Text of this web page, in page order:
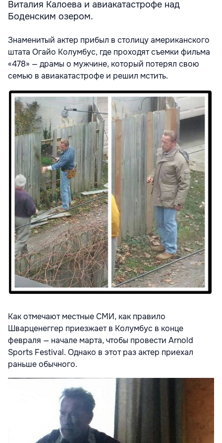
Виталия Калоева и авиакатастрофе над
Боденским озером.
Знаменитый актер прибыл в столицу американского
штата Огайо Колумбус, где проходят съемки фильма
«478» — драмы о мужчине, который потерял свою
семью в авиакатастрофе и решил мстить.
Как отмечают местные СМИ, как правило
Шварценеггер приезжает в Колумбус в конце
февраля — начале марта, чтобы провести Arnold
Sports Festival. Однако в этот раз актер приехал
раньше обычного.